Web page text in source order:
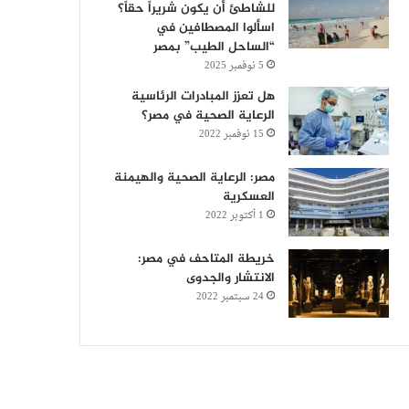
للشاطئ أن يكون شريراً حقاً؟
اسألوا المصطافين في
“الساحل الطيب” بمصر
5 نوفمبر 2025
هل تعزز المبادرات الرئاسية
الرعاية الصحية في مصر؟
15 نوفمبر 2022
مصر: الرعاية الصحية والهيمنة
العسكرية
1 أكتوبر 2022
خريطة المتاحف في مصر:
الانتشار والجدوى
24 سبتمبر 2022